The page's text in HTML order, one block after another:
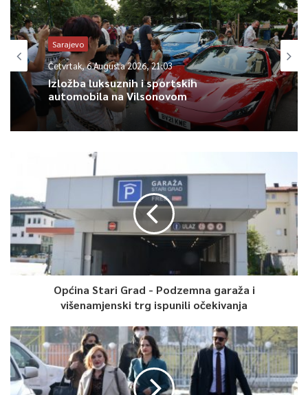
Article Rating
Sarajevo
Četvrtak, 6 Augusta 2026, 21:03
Izložba luksuznih i sportskih
automobila na Vilsonovom
Općina Stari Grad - Podzemna garaža i
višenamjenski trg ispunili očekivanja